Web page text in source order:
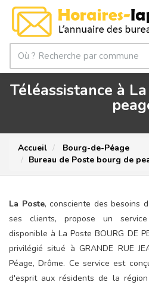
Téléassistance à
Accueil
Bourg-de-Péage
Bureau de Poste bourg de
La Poste, consciente des besoins
ses clients, propose un
disponible à La Poste BOURG DE
privilégié situé à GRANDE RUE
Péage, Drôme. Ce service est
d'esprit aux résidents de la